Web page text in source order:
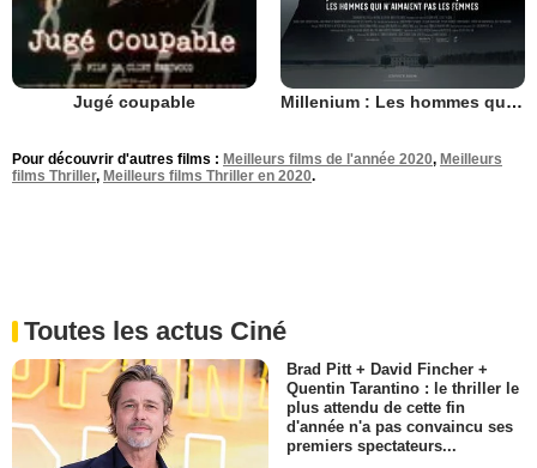
Jugé coupable Millenium : Les hommes qui n’aimaient pas les femmes
Pour découvrir d'autres films : Meilleurs films de l'année 2020, Meilleurs
films Thriller, Meilleurs films Thriller en 2020.
Toutes les actus Ciné
Brad Pitt + David Fincher +
Quentin Tarantino : le thriller le
plus attendu de cette fin
d'année n'a pas convaincu ses
premiers spectateurs...